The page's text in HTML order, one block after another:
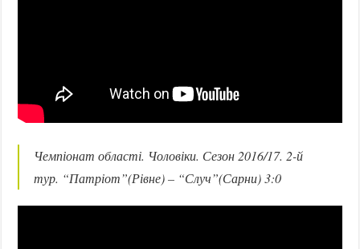
Чемпіонат області. Чоловіки. Сезон 2016/17. 2-й
тур. “Патріот”(Рівне) – “Случ”(Сарни) 3:0